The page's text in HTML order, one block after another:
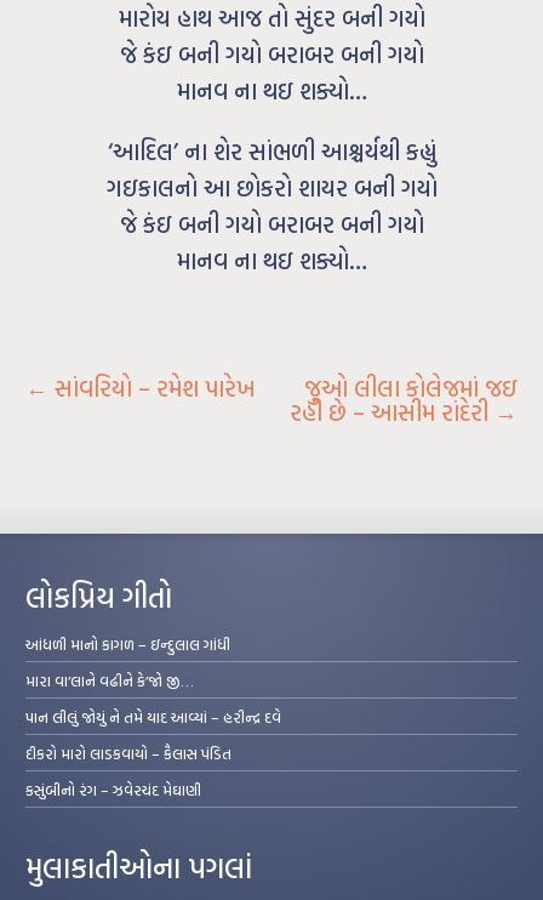
મારોય હાથ આજ તો સુંદર બની ગયો
જે કંઇ બની ગયો બરાબર બની ગયો
માનવ ના થઇ શક્યો…
‘આદિલ’ ના શેર સાંભળી આશ્ચર્યથી કહ્યું
ગઇકાલનો આ છોકરો શાયર બની ગયો
જે કંઇ બની ગયો બરાબર બની ગયો
માનવ ના થઇ શક્યો…
← સાંવરિયો – રમેશ પારેખ જુઓ લીલા કોલેજમાં જઇ
રહી છે – આસીમ રાંદેરી →
લોકપ્રિય ગીતો
આંધળી માનો કાગળ – ઇન્દુલાલ ગાંધી
મારા વા’લાને વઢીને કે’જો જી…
પાન લીલું જોયું ને તમે યાદ આવ્યાં – હરીન્દ્ર દવે
દીકરો મારો લાડકવાયો – કૈલાસ પંડિત
કસુંબીનો રંગ – ઝવેરચંદ મેઘાણી
મુલાકાતીઓના પગલાં